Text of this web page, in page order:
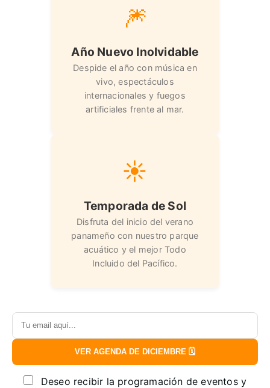
🎆
Año Nuevo Inolvidable
Despide el año con música en
vivo, espectáculos
internacionales y fuegos
artificiales frente al mar.
☀️
Temporada de Sol
Disfruta del inicio del verano
panameño con nuestro parque
acuático y el mejor Todo
Incluido del Pacífico.
VER AGENDA DE DICIEMBRE 🗓️
Deseo recibir la programación de eventos y